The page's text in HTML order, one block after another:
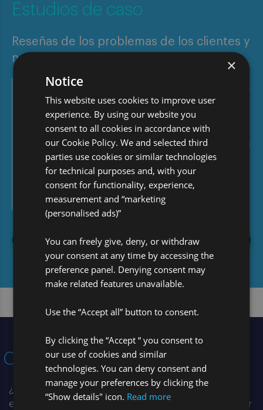
Estudios de caso
Reseñas de los problemas de los clientes y
nuestras soluciones
Descubra cómo nuestros expertos digitales
han ayudado a nuestros clientes globales
en diversas áreas de auditoría. Cada caso
práctico detalla cómo nuestros expertos en
la materia han ayudado a los clientes a
identificar la causa de sus problemas y a
encontrar soluciones.
Leer más
Contacto
¿Necesita enfocarse en su negocio y mejorar la
experiencia de sus clientes? Contactenos para conocer
×
Notice
This website uses cookies to improve user
experience. By using our website you
consent to all cookies in accordance with
our Cookie Policy. We and selected third
parties use cookies or similar technologies
for technical purposes and, with your
consent for functionality, experience,
measurement and “marketing
(personalised ads)”
You can freely give, deny, or withdraw
your consent at any time by accessing the
preference panel. Denying consent may
make related features unavailable.
Use the “Accept all” button to consent.
By clicking the “Accept “ you consent to
our use of cookies and similar
technologies. You can deny consent and
manage your preferences by clicking the
“Show details" icon. Read more